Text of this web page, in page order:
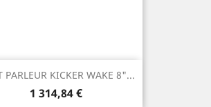
PARLEUR KICKER WAKE 8"...
Prix
1 314,84 €